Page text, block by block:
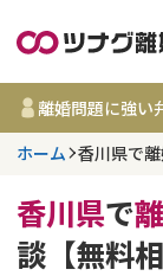
離婚問題に強い
ホーム 香川県で
香川県で
談【無料